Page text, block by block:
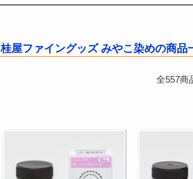
桂屋ファイングッズ みやこ染めの商品
全557商